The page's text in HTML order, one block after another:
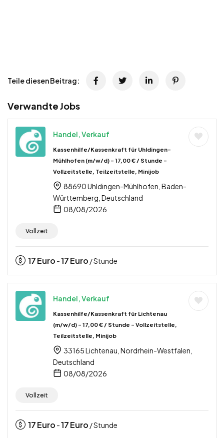
Teile diesen Beitrag:
Verwandte Jobs
Handel, Verkauf
Kassenhilfe/Kassenkraft für Uhldingen-
Mühlhofen (m/w/d) – 17,00 € / Stunde –
Vollzeitstelle, Teilzeitstelle, Minijob
88690 Uhldingen-Mühlhofen, Baden-
Württemberg, Deutschland
08/08/2026
Vollzeit
17Euro -17Euro / Stunde
Handel, Verkauf
Kassenhilfe/Kassenkraft für Lichtenau
(m/w/d) – 17,00 € / Stunde – Vollzeitstelle,
Teilzeitstelle, Minijob
33165 Lichtenau, Nordrhein-Westfalen,
Deutschland
08/08/2026
Vollzeit
17Euro -17Euro / Stunde